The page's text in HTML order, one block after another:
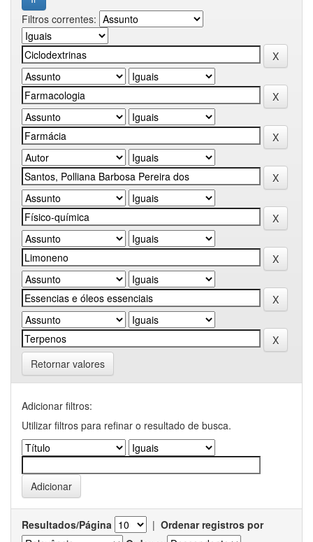
Filtros correntes:
Retornar valores
Adicionar filtros:
Utilizar filtros para refinar o resultado de busca.
Resultados/Página | Ordenar registros por